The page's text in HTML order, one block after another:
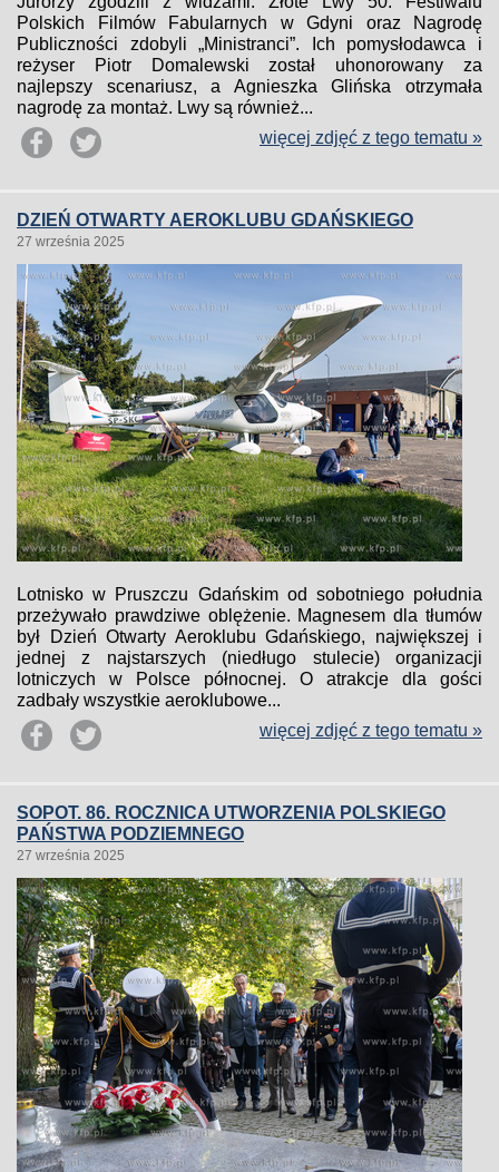
Polskich Filmów Fabularnych w Gdyni oraz Nagrodę
Publiczności zdobyli „Ministranci”. Ich pomysłodawca i
reżyser Piotr Domalewski został uhonorowany za
najlepszy scenariusz, a Agnieszka Glińska otrzymała
nagrodę za montaż. Lwy są również...
więcej zdjęć z tego tematu »
DZIEŃ OTWARTY AEROKLUBU GDAŃSKIEGO
27 września 2025
Lotnisko w Pruszczu Gdańskim od sobotniego południa
przeżywało prawdziwe oblężenie. Magnesem dla tłumów
był Dzień Otwarty Aeroklubu Gdańskiego, największej i
jednej z najstarszych (niedługo stulecie) organizacji
lotniczych w Polsce północnej. O atrakcje dla gości
zadbały wszystkie aeroklubowe...
więcej zdjęć z tego tematu »
SOPOT. 86. ROCZNICA UTWORZENIA POLSKIEGO
PAŃSTWA PODZIEMNEGO
27 września 2025